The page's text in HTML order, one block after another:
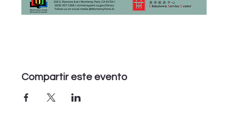
Compartir este evento